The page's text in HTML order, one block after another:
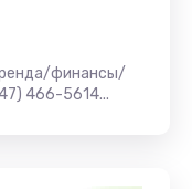
финансы/
466-5614...